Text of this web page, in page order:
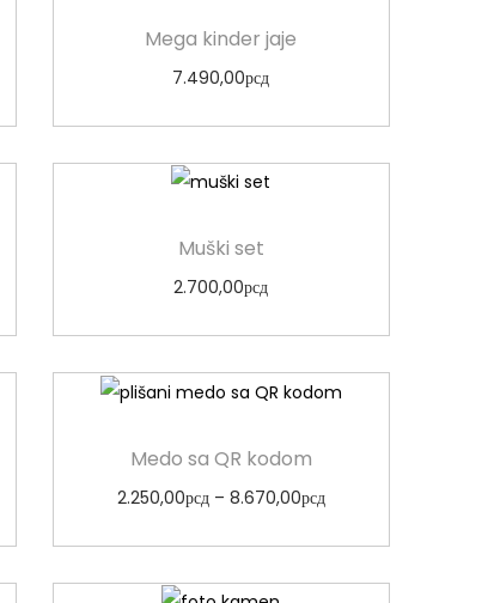
Mega kinder jaje
7.490,00рсд
Muški set
2.700,00рсд
Medo sa QR kodom
2.250,00рсд – 8.670,00рсд